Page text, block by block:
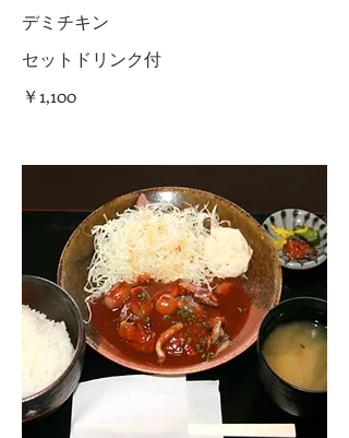
デミチキン
セットドリンク付
￥1,100